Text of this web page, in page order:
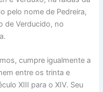
pelo nome de Pedreira,
de Verducido, no
cumpre igualmente a
entre os trinta e
XIII para o XIV. Seu